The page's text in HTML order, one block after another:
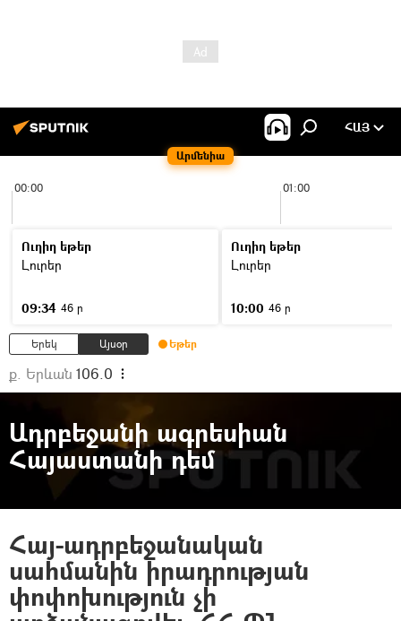
Արմենիա
ՀԱՅ
00:00 01:00
Ուղիղ եթեր
Լուրեր
09:34 46 ր
Ուղիղ եթեր
Լուրեր
10:00 46 ր
Երեկ Այսօր Եթեր
ք. Երևան 106.0
Ադրբեջանի ագրեսիան
Հայաստանի դեմ
Հայ-ադրբեջանական
սահմանին իրադրության
փոփոխություն չի